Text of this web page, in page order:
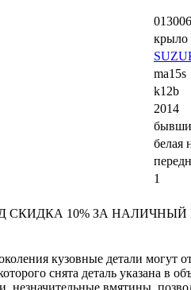
крыло
ma15s
k12b
2014
белая
1
10% ЗА НАЛИЧНЫЙ
кузовные детали могут
снята деталь указана в
незначительные вмятины,